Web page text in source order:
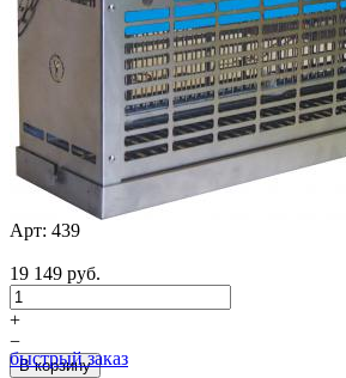
Арт: 439
19 149 руб.
+
−
быстрый заказ